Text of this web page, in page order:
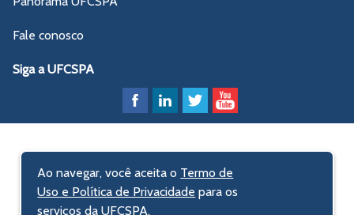
Fale conosco
Siga a UFCSPA
Ao navegar, você aceita o Termo de
Uso e Política de Privacidade para os
serviços da UFCSPA.